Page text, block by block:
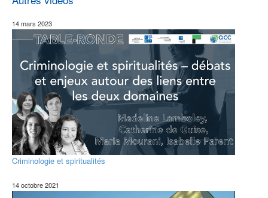
14 mars 2023
Criminologie et spiritualités
14 octobre 2021